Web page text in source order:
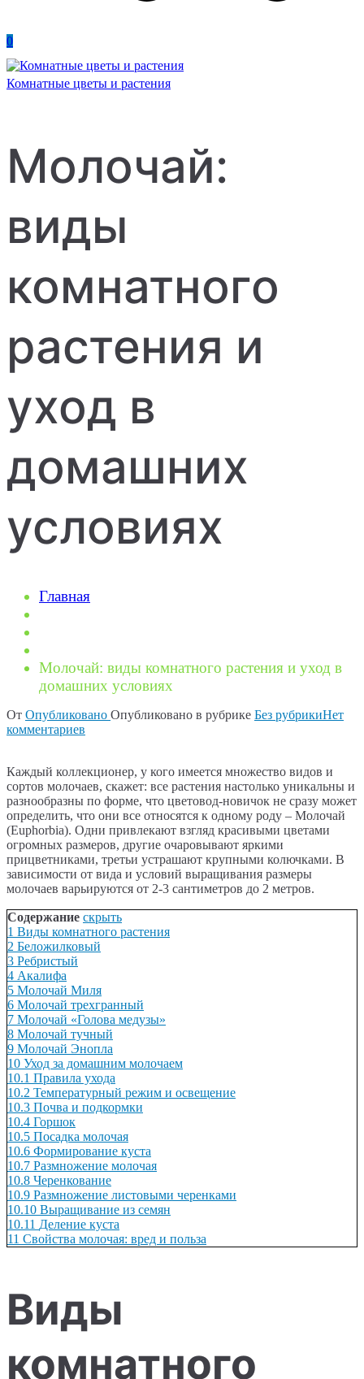
Комнатные цветы и растения
0
Молочай:
виды
комнатного
растения и
уход в
домашних
условиях
Главная
Молочай: виды комнатного растения и уход в
домашних условиях
От Опубликовано Опубликовано в рубрике Без рубрикиНет
комментариев
комнатного
растения
и
уход
в
домашних
условиях
Каждый коллекционер, у кого имеется множество видов и
сортов молочаев, скажет: все растения настолько уникальны и
разнообразны по форме, что цветовод-новичок не сразу может
определить, что они все относятся к одному роду – Молочай
(Euphorbia). Одни привлекают взгляд красивыми цветами
огромных размеров, другие очаровывают яркими
прицветниками, третьи устрашают крупными колючками. В
зависимости от вида и условий выращивания размеры
молочаев варьируются от 2-3 сантиметров до 2 метров.
Содержание скрыть
1 Виды комнатного растения
2 Беложилковый
3 Ребристый
4 Акалифа
5 Молочай Миля
6 Молочай трехгранный
7 Молочай «Голова медузы»
8 Молочай тучный
9 Молочай Энопла
10 Уход за домашним молочаем
10.1 Правила ухода
10.2 Температурный режим и освещение
10.3 Почва и подкормки
10.4 Горшок
10.5 Посадка молочая
10.6 Формирование куста
10.7 Размножение молочая
10.8 Черенкование
10.9 Размножение листовыми черенками
10.10 Выращивание из семян
10.11 Деление куста
11 Свойства молочая: вред и польза
Виды
комнатного